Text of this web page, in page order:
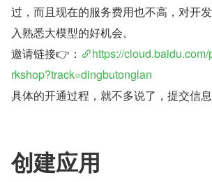
过，而且现在的服务费用也不高，对开
入熟悉大模型的好机会。
邀请链接👉：
https://
rkshop?track=dingbutonglan
具体的开通过程，就不多说了，提交信息
创建应用